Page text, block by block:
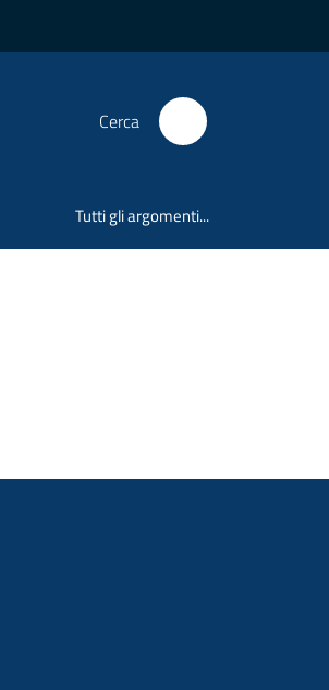
Cerca
Tutti gli argomenti...